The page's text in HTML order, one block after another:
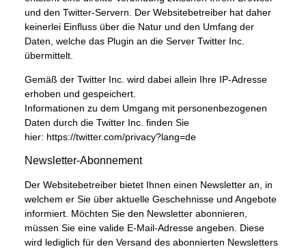
und den Twitter-Servern. Der Websitebetreiber hat daher
keinerlei Einfluss über die Natur und den Umfang der
Daten, welche das Plugin an die Server Twitter Inc.
übermittelt.
Gemäß der Twitter Inc. wird dabei allein Ihre IP-Adresse
erhoben und gespeichert.
Informationen zu dem Umgang mit personenbezogenen
Daten durch die Twitter Inc. finden Sie
hier: https://twitter.com/privacy?lang=de
Newsletter-Abonnement
Der Websitebetreiber bietet Ihnen einen Newsletter an, in
welchem er Sie über aktuelle Geschehnisse und Angebote
informiert. Möchten Sie den Newsletter abonnieren,
müssen Sie eine valide E-Mail-Adresse angeben. Diese
wird lediglich für den Versand des abonnierten Newsletters